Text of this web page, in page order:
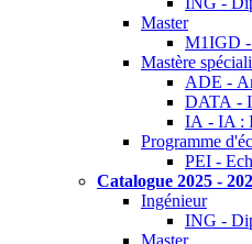
Master
M1IGD -
Mastère
ADE -
DATA -
IA - IA :
Programme
PEI -
Catalogue 2025 -
Ingénieur
ING -
Master